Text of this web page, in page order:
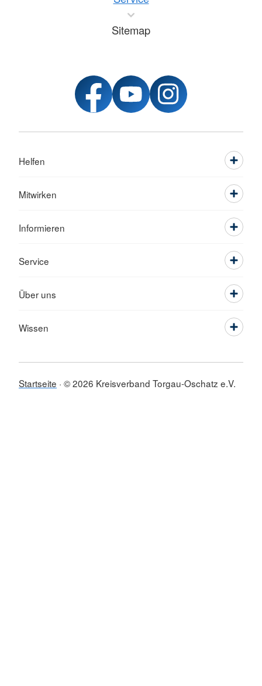
Sitemap
Helfen
Mitwirken
Informieren
Service
Über uns
Wissen
Startseite © 2026 Kreisverband Torgau-Oschatz e.V.